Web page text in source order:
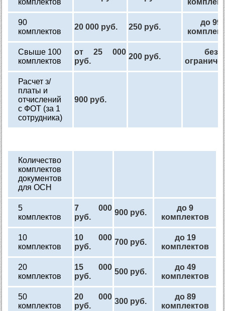
комплектов
90
комплектов
20 000 руб. 250 руб.
до 99
Свыше 100
комплектов
от 25 000
руб.
200 руб.
без
Расчет з/
платы и
отчислений
с ФОТ (за 1
сотрудника)
900 руб.
Количество
комплектов
документов
для ОСН
5
комплектов
7 000
руб.
900 руб.
до 9
комплектов
10
комплектов
10 000
руб.
700 руб.
до 19
комплектов
20
комплектов
15 000
руб.
500 руб.
до 49
комплектов
50
комплектов
20 000
руб.
300 руб.
до 89
комплектов